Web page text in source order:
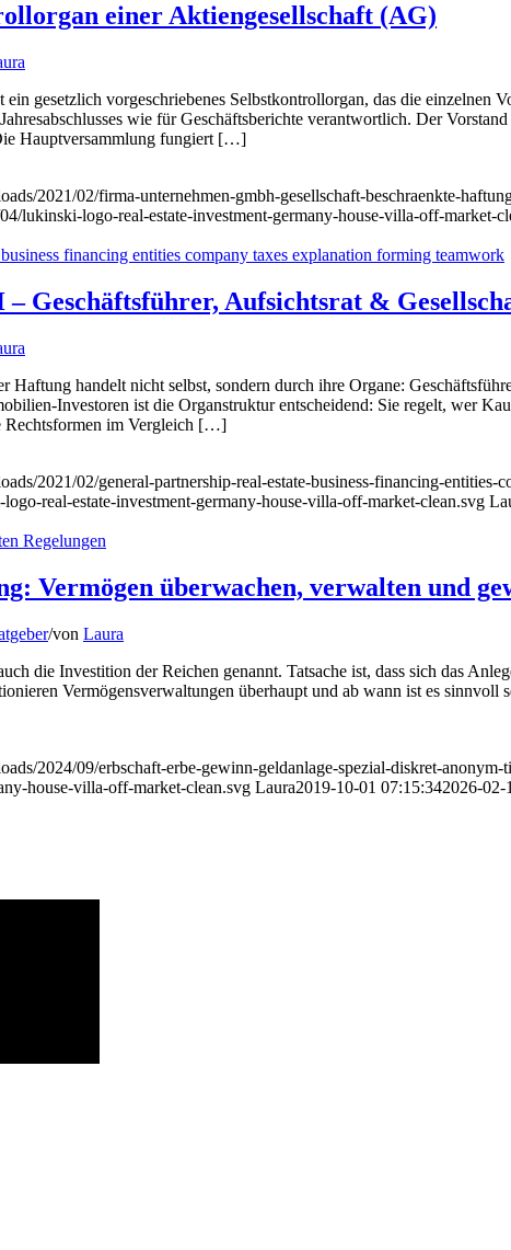
einer Aktiengesellschaft (AG)
gesetzlich vorgeschriebenes Selbstkontrollorgan, das die
wie für Geschäftsberichte verantwortlich. Der
Hauptversammlung fungiert […]
2021/02/firma-unternehmen-gmbh-gesellschaft-beschraenkte-
lukinski-logo-real-estate-investment-germany-house-villa-off-market-
Geschäftsführer, Aufsichtsrat &
Haftung handelt nicht selbst, sondern durch ihre Organe:
Investoren ist die Organstruktur entscheidend: Sie regelt, wer
Rechtsformen im Vergleich […]
2021/02/general-partnership-real-estate-business-financing-
real-estate-investment-germany-house-villa-off-market-clean.svg
Vermögen überwachen, verwalten und
/von Laura
die Investition der Reichen genannt. Tatsache ist, dass sich das
Vermögensverwaltungen überhaupt und ab wann ist es
2024/09/erbschaft-erbe-gewinn-geldanlage-spezial-diskret-
house-villa-off-market-clean.svg Laura2019-10-01 07:15:342026-02-